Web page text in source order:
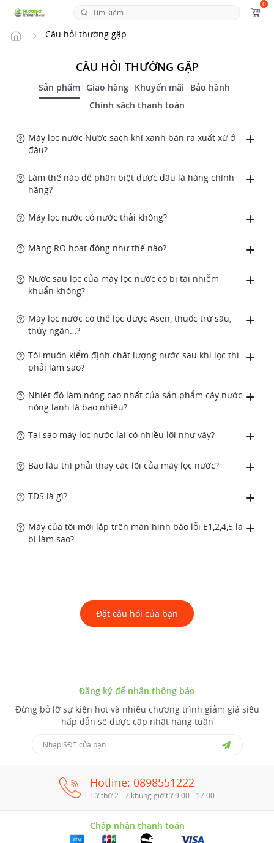
0
Tr
an
g
Câu hỏi thường gặp
CÂU HỎI THƯỜNG GẶP
Sản phẩm Giao hàng Khuyến mãi
Bảo hành
Chính sách thanh toán
Máy lọc nước Nước sạch khí xanh bán ra xuất xứ ở
đâu?
Làm thế nào để phân biệt được đâu là hàng chính
hãng?
Máy lọc nước có nước thải không?
Màng RO hoạt động như thế nào?
Nước sau lọc của máy lọc nước có bị tái nhiễm
khuẩn không?
Máy lọc nước có thể lọc được Asen, thuốc trừ sâu,
thủy ngân…?
Tôi muốn kiểm định chất lượng nước sau khi lọc thì
phải làm sao?
Nhiệt độ làm nóng cao nhất của sản phẩm cây nước
nóng lạnh là bao nhiêu?
Tại sao máy lọc nước lại có nhiều lõi như vậy?
Bao lâu thì phải thay các lõi của máy lọc nước?
TDS là gì?
Máy của tôi mới lắp trên màn hình báo lỗi E1,2,4,5 là
bị làm sao?
Đặt câu hỏi của bạn
Đăng ký để nhận thông báo
Đừng bỏ lỡ sự kiện hot và nhiều chương trình giảm giá siêu
hấp dẫn sẽ được cập nhật hàng tuần
Hotline: 0898551222
Từ thứ 2 - 7 khung giờ từ 9:00 - 17:00
Chấp nhận thanh toán